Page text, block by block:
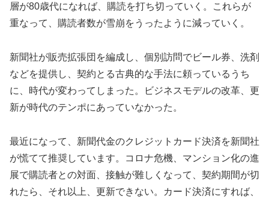
層が80歳代になれば、購読を打ち切っていく。これらが
重なって、購読者数が雪崩をうったように減っていく。
新聞社が販売拡張団を編成し、個別訪問でビール券、洗剤
などを提供し、契約とる古典的な手法に頼っているうち
に、時代が変わってしまった。ビジネスモデルの改革、更
新が時代のテンポにあっていなかった。
最近になって、新聞代金のクレジットカード決済を新聞社
が慌てて推奨しています。コロナ危機、マンション化の進
展で購読者との対面、接触が難しくなって、契約期間が切
れたら、それ以上、更新できない。カード決済にすれば、